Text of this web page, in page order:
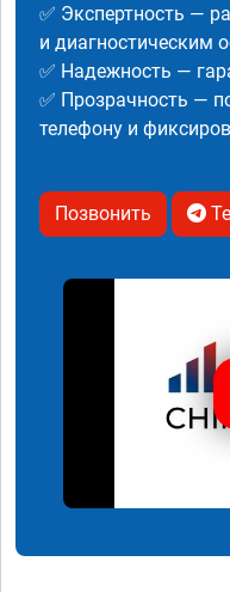
✅ Экспертность —
и диагностическим
✅ Надежность —
✅ Прозрачность —
телефону и
Позвонить